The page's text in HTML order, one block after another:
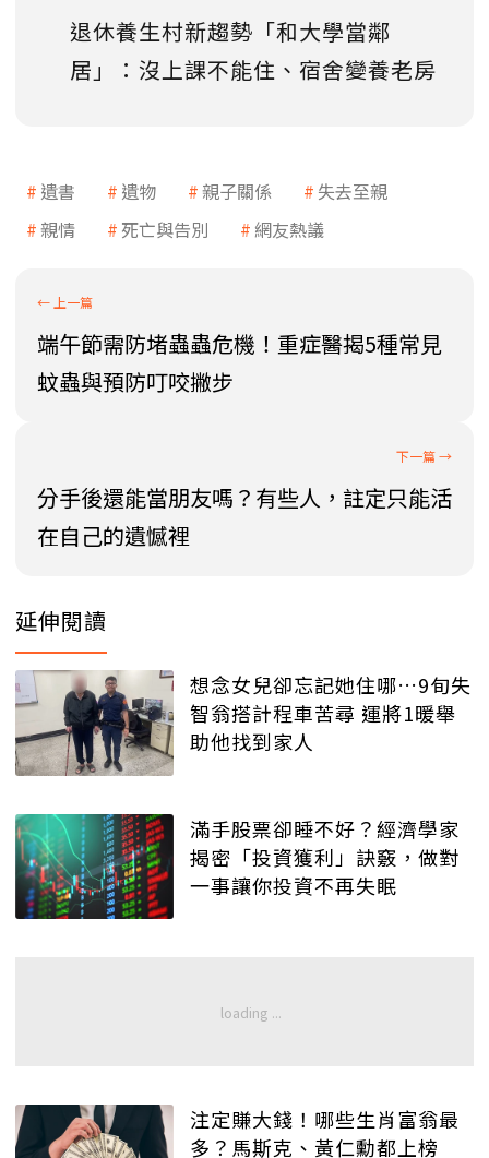
退休養生村新趨勢「和大學當鄰
居」：沒上課不能住、宿舍變養老房
遺書 遺物 親子關係
失去至親
親情
死亡與告別 網友熱議
端午節需防堵蟲蟲危機！重症醫揭5種常見
蚊蟲與預防叮咬撇步
分手後還能當朋友嗎？有些人，註定只能活
在自己的遺憾裡
延伸閱讀
想念女兒卻忘記她住哪…9旬失
智翁搭計程車苦尋 運將1暖舉
助他找到家人
滿手股票卻睡不好？經濟學家
揭密「投資獲利」訣竅，做對
一事讓你投資不再失眠
注定賺大錢！哪些生肖富翁最
多？馬斯克、黃仁勳都上榜